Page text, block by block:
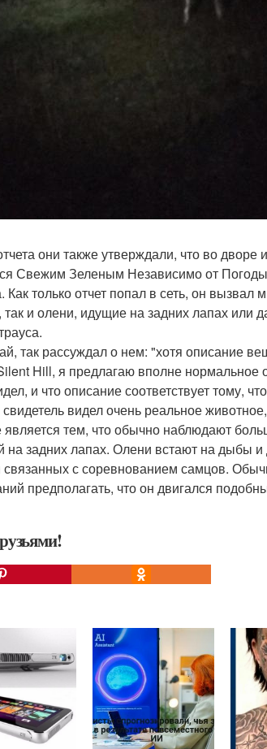
они также утверждали, что во дворе
Свежим Зеленым Независимо от
Как только отчет попал в сеть, он вызвал
так и олени, идущие на задних лапах или
так рассуждал о нем: "хотя описание
Hill, я предлагаю вполне нормальное
и что описание соответствует тому,
видел очень реальное
тем, что обычно наблюдают
задних лапах. Олени встают на дыбы и
с соревнованием самцов.
предполагать, что он двигался